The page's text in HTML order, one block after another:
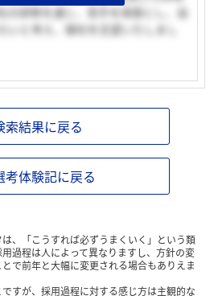
の研修を通じ、苦手を得意にし、自
いと考え、御社を志望いたしまし
索結果に戻る
考体験記に戻る
、「こうすれば必ずうまくいく」という類
過程は人によって異なりますし、方針の変
で前年と大幅に変更される場合もありえま
すが、採用過程に対する感じ方は主観的な